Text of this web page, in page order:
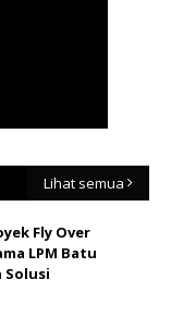
Lihat semua
Fly Over
LPM Batu
Solusi